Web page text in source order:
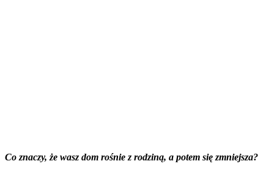
Co znaczy, że wasz dom rośnie z rodziną, a potem się zmniejsza?